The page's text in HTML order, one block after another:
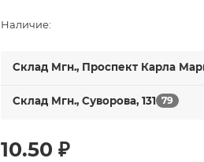
Наличие:
Склад Мгн., Проспект Карла
Склад Мгн., Суворова, 131 79
10.50 ₽